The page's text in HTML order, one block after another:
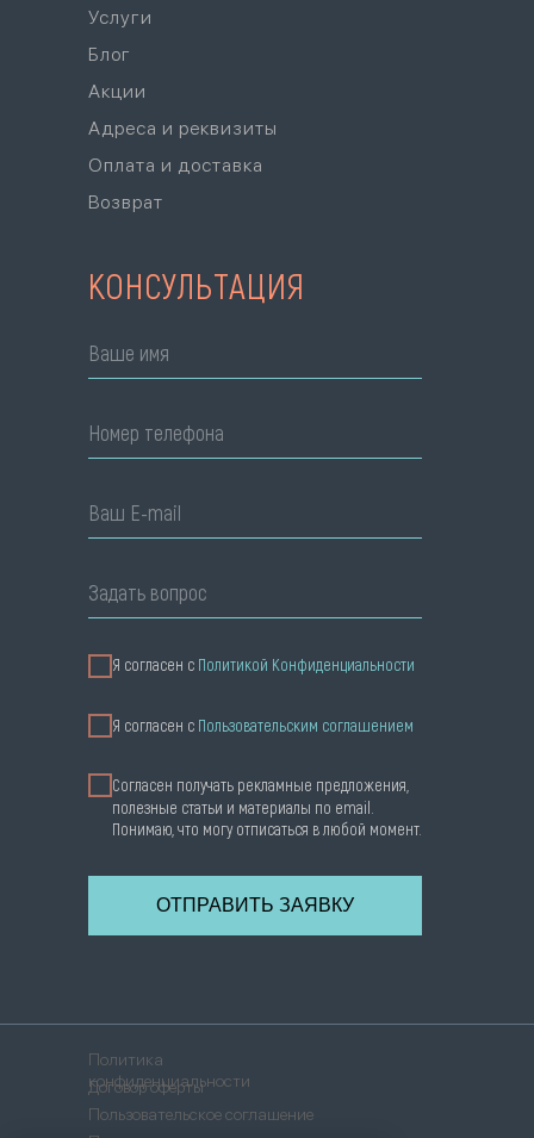
Услуги
Адреса и реквизиты
КОНСУЛЬТАЦИЯ
Ваше имя
Номер телефона
Ваш E-mail
Задать вопрос
Я согласен с Политикой Конфиденциальности
Я cогласен с Пользовательским соглашением
Согласен получать рекламные предложения,
полезные статьи и материалы по email.
Понимаю, что могу отписаться в любой момент.
ОТПРАВИТЬ ЗАЯВКУ
Оплата и доставка
Политика
конфиденциальности
Пользовательское соглашение
Договор оферты
Возврат
Блог
Акции